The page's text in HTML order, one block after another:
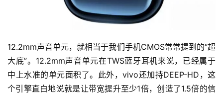
12.2mm声音单元，就相当于我们手机CMOS常常提到的“超
大底”。12.2mm声音单元在TWS蓝牙耳机来说，已经属于
中上水准的单元面积了。此外，vivo还加持DEEP-HD，这
个引擎直白地说就是让带宽提升至少1倍，创造了1.5倍的信